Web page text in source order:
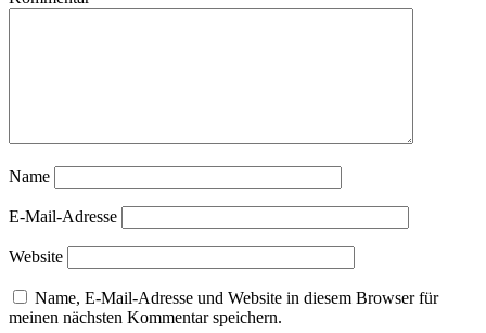
Name
E-Mail-Adresse
Website
Name, E-Mail-Adresse und Website in diesem Browser für
meinen nächsten Kommentar speichern.